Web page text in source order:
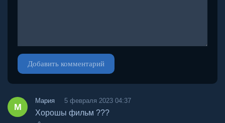
Добавить комментарий
М
Мария 5 февраля 2023 04:37
Хорошы фильм ???